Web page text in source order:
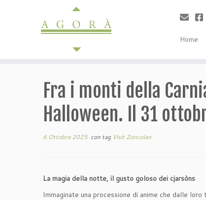
Home
Fra i monti della
Halloween. Il 31
6 Ottobre 2025con tag Visit Zoncolan
La magia della notte, il gusto goloso dei cjarsòns
Immaginate una processione di anime che dalle